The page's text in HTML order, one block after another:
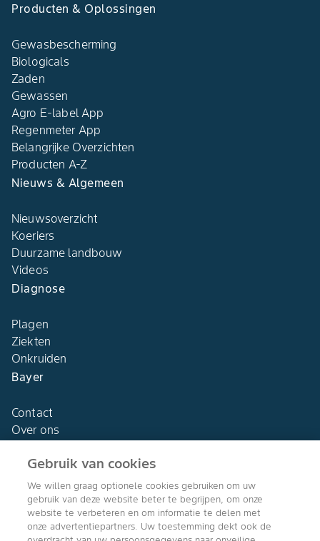
Producten & Oplossingen
Gewasbescherming
Biologicals
Zaden
Gewassen
Agro E-label App
Regenmeter App
Belangrijke Overzichten
Producten A-Z
Nieuws & Algemeen
Nieuwsoverzicht
Koeriers
Duurzame landbouw
Videos
Diagnose
Plagen
Ziekten
Onkruiden
Bayer
Contact
Over ons
Agro Bayer
Nederland
Gebruik van cookies
We willen graag optionele cookies gebruiken om uw
gebruik van deze website beter te begrijpen, om onze
website te verbeteren en om informatie te delen met
onze advertentiepartners. Uw toestemming dekt ook de